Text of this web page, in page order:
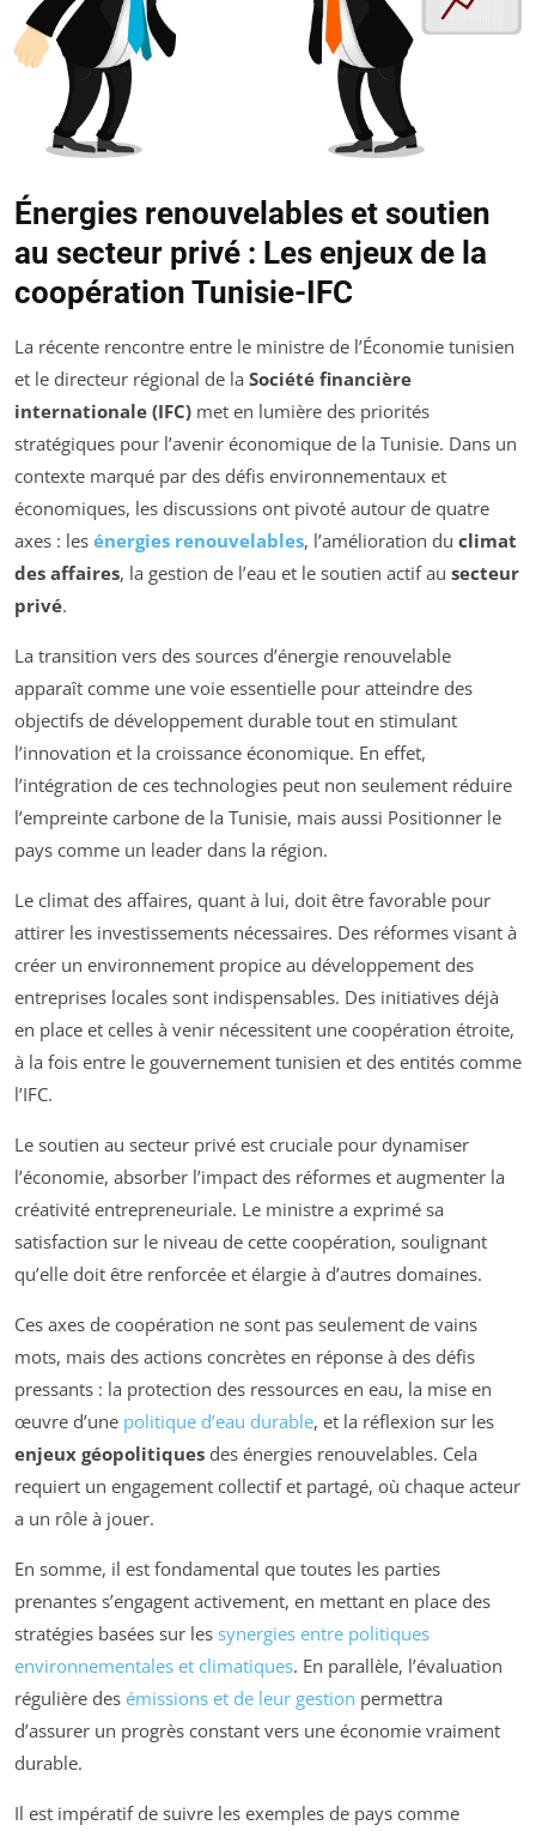
Énergies renouvelables et soutien
au secteur privé : Les enjeux de la
coopération Tunisie-IFC
La récente rencontre entre le ministre de l’Économie tunisien
et le directeur régional de la Société financière
internationale (IFC) met en lumière des priorités
stratégiques pour l’avenir économique de la Tunisie. Dans un
contexte marqué par des défis environnementaux et
économiques, les discussions ont pivoté autour de quatre
axes : les énergies renouvelables, l’amélioration du climat
des affaires, la gestion de l’eau et le soutien actif au secteur
privé.
La transition vers des sources d’énergie renouvelable
apparaît comme une voie essentielle pour atteindre des
objectifs de développement durable tout en stimulant
l’innovation et la croissance économique. En effet,
l’intégration de ces technologies peut non seulement réduire
l’empreinte carbone de la Tunisie, mais aussi Positionner le
pays comme un leader dans la région.
Le climat des affaires, quant à lui, doit être favorable pour
attirer les investissements nécessaires. Des réformes visant à
créer un environnement propice au développement des
entreprises locales sont indispensables. Des initiatives déjà
en place et celles à venir nécessitent une coopération étroite,
à la fois entre le gouvernement tunisien et des entités comme
l’IFC.
Le soutien au secteur privé est cruciale pour dynamiser
l’économie, absorber l’impact des réformes et augmenter la
créativité entrepreneuriale. Le ministre a exprimé sa
satisfaction sur le niveau de cette coopération, soulignant
qu’elle doit être renforcée et élargie à d’autres domaines.
Ces axes de coopération ne sont pas seulement de vains
mots, mais des actions concrètes en réponse à des défis
pressants : la protection des ressources en eau, la mise en
œuvre d’une politique d’eau durable, et la réflexion sur les
enjeux géopolitiques des énergies renouvelables. Cela
requiert un engagement collectif et partagé, où chaque acteur
a un rôle à jouer.
En somme, il est fondamental que toutes les parties
prenantes s’engagent activement, en mettant en place des
stratégies basées sur les synergies entre politiques
environnementales et climatiques. En parallèle, l’évaluation
régulière des émissions et de leur gestion permettra
d’assurer un progrès constant vers une économie vraiment
durable.
Il est impératif de suivre les exemples de pays comme